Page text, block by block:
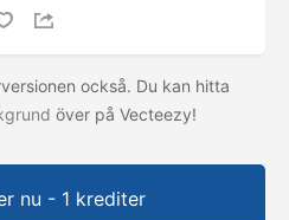
också. Du kan hitta
över på Vecteezy!
nu - 1 krediter